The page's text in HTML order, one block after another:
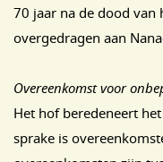
70 jaar na de dood van
overgedragen aan
Overeenkomst voor
Het hof beredeneert
sprake is